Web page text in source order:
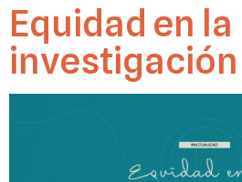
Equidad en la
investigación